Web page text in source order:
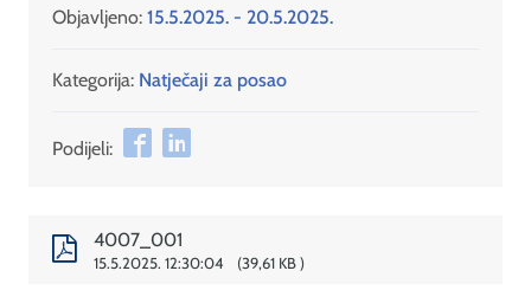
Objavljeno: 15.5.2025. - 20.5.2025.
Kategorija: Natječaji za posao
Podijeli:
4007_001
15.5.2025. 12:30:04 39,61 KB